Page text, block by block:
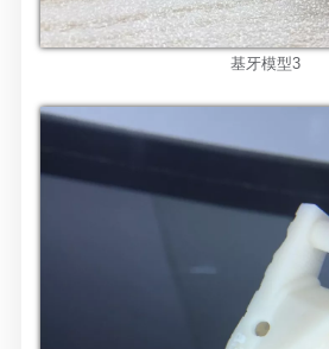
基牙模型3